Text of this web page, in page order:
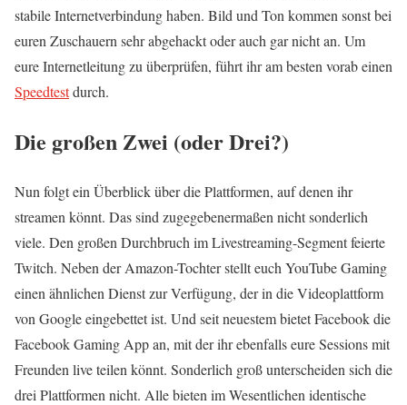
stabile Internetverbindung haben. Bild und Ton kommen sonst bei
euren Zuschauern sehr abgehackt oder auch gar nicht an. Um
eure Internetleitung zu überprüfen, führt ihr am besten vorab einen
Speedtestdurch.
Die großen Zwei (oder Drei?)
Nun folgt ein Überblick über die Plattformen, auf denen ihr
streamen könnt. Das sind zugegebenermaßen nicht sonderlich
viele. Den großen Durchbruch im Livestreaming-Segment feierte
Twitch. Neben der Amazon-Tochter stellt euch YouTube Gaming
einen ähnlichen Dienst zur Verfügung, der in die Videoplattform
von Google eingebettet ist. Und seit neuestem bietet Facebook die
Facebook Gaming App an, mit der ihr ebenfalls eure Sessions mit
Freunden live teilen könnt. Sonderlich groß unterscheiden sich die
drei Plattformen nicht. Alle bieten im Wesentlichen identische